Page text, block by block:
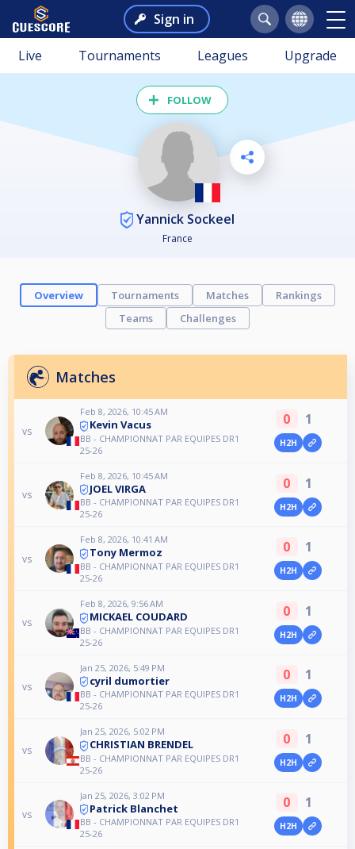
Sign in
Live Tournaments Leagues Upgrade
FOLLOW
Yannick Sockeel
France
Overview Tournaments Matches
Rankings
Teams
Challenges
Matches
vs
Feb 8, 2026, 10:45 AM
Kevin Vacus
BB - CHAMPIONNAT PAR EQUIPES DR1
25-26
0 1
H2H
vs
Feb 8, 2026, 10:45 AM
JOEL VIRGA
BB - CHAMPIONNAT PAR EQUIPES DR1
25-26
0 1
H2H
vs
Feb 8, 2026, 10:41 AM
Tony Mermoz
BB - CHAMPIONNAT PAR EQUIPES DR1
25-26
0 1
H2H
vs
Feb 8, 2026, 9:56 AM
MICKAEL COUDARD
BB - CHAMPIONNAT PAR EQUIPES DR1
25-26
0 1
H2H
vs
Jan 25, 2026, 5:49 PM
cyril dumortier
BB - CHAMPIONNAT PAR EQUIPES DR1
25-26
0 1
H2H
vs
Jan 25, 2026, 5:02 PM
CHRISTIAN BRENDEL
BB - CHAMPIONNAT PAR EQUIPES DR1
25-26
0 1
H2H
vs
Jan 25, 2026, 3:02 PM
Patrick Blanchet
BB - CHAMPIONNAT PAR EQUIPES DR1
25-26
0 1
H2H